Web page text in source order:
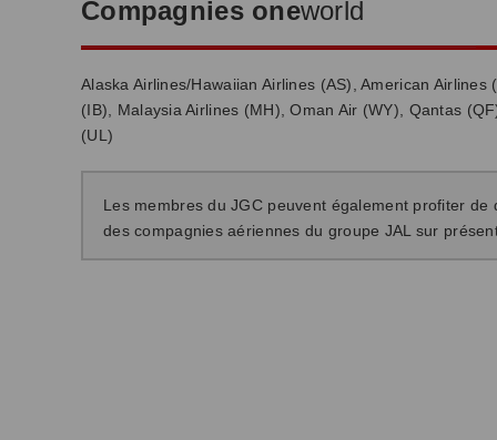
Compagnies oneworld
Alaska Airlines/Hawaiian Airlines (AS), American
(IB), Malaysia Airlines (MH), Oman Air (WY), Qantas
(UL)
Les membres du JGC peuvent également profiter
des compagnies aériennes du groupe JAL sur